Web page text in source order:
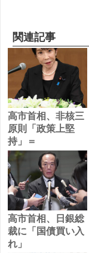
関連記事
高市首相、非核三
原則「政策上堅
持」＝
高市首相、日銀総
裁に「国債買い入
れ」